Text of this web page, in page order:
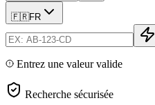
🇫🇷FR
Entrez une valeur valide
Recherche sécurisée